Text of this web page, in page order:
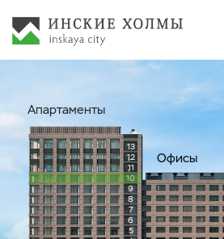
5
6
7
8
9
10
11
12
13
Апартаменты
Офисы